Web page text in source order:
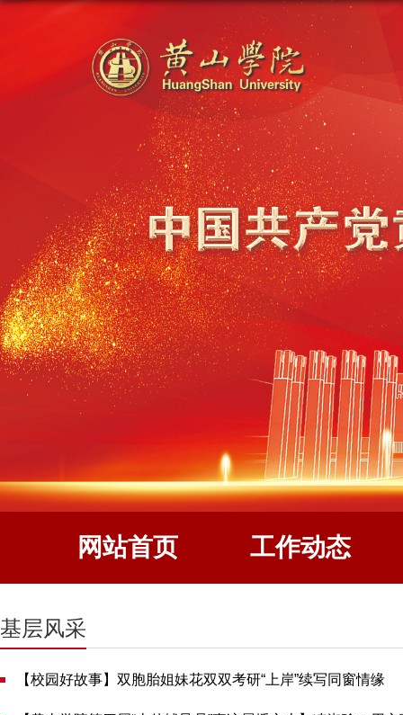
网站首页 工作动态
基层风采
【校园好故事】双胞胎姐妹花双双考研“上岸”续写同窗情缘